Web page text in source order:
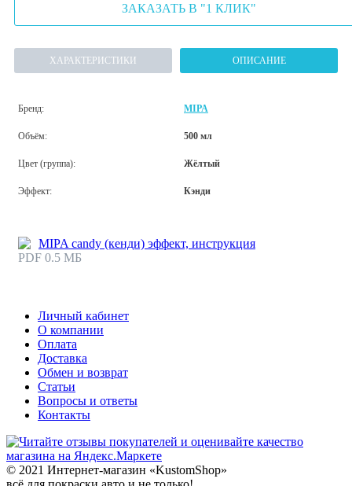
ЗАКАЗАТЬ В "1 КЛИК"
ХАРАКТЕРИСТИКИ ОПИСАНИЕ
Бренд: MIPA
Объём: 500 мл
Цвет (группа): Жёлтый
Эффект: Кэнди
MIPA candy (кенди) эффект, инструкция
PDF 0.5 МБ
Личный кабинет
О компании
Оплата
Доставка
Обмен и возврат
Статьи
Вопросы и ответы
Контакты
© 2021 Интернет-магазин «KustomShop»